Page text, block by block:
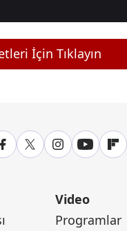
İçin Tıklayın
Video
Programlar